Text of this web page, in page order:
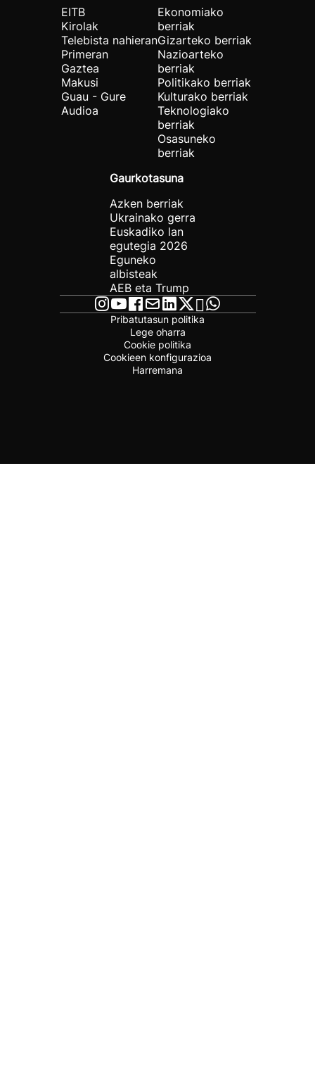
EITB
Kirolak
Telebista nahieran
Primeran
Gaztea
Makusi
Guau - Gure
Audioa
Ekonomiako
berriak
Gizarteko berriak
Nazioarteko
berriak
Politikako berriak
Kulturako berriak
Teknologiako
berriak
Osasuneko
berriak
Gaurkotasuna
Azken berriak
Ukrainako gerra
Euskadiko lan
egutegia 2026
Eguneko
albisteak
AEB eta Trump
Pribatutasun politika
Lege oharra
Cookie politika
Cookieen konfigurazioa
Harremana